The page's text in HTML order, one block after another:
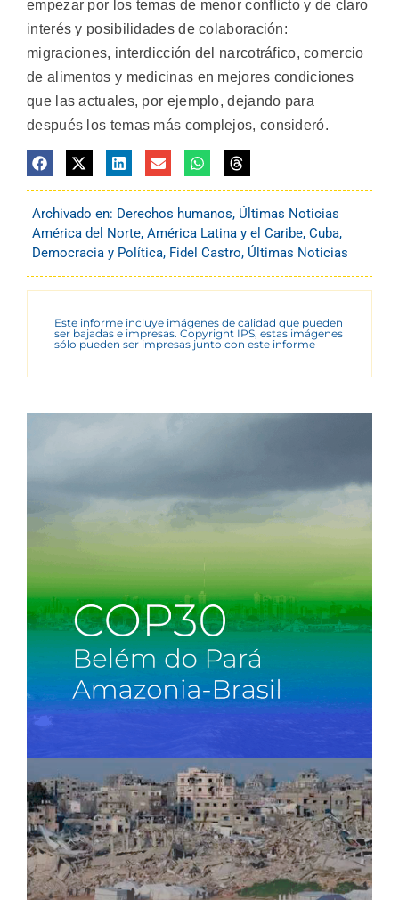
empezar por los temas de menor conflicto y de claro
interés y posibilidades de colaboración:
migraciones, interdicción del narcotráfico, comercio
de alimentos y medicinas en mejores condiciones
que las actuales, por ejemplo, dejando para
después los temas más complejos, consideró.
Archivado en: Derechos humanos, Últimas Noticias
América del Norte, América Latina y el Caribe, Cuba,
Democracia y Política, Fidel Castro, Últimas Noticias
Este informe incluye imágenes de calidad que pueden
ser bajadas e impresas. Copyright IPS, estas imágenes
sólo pueden ser impresas junto con este informe